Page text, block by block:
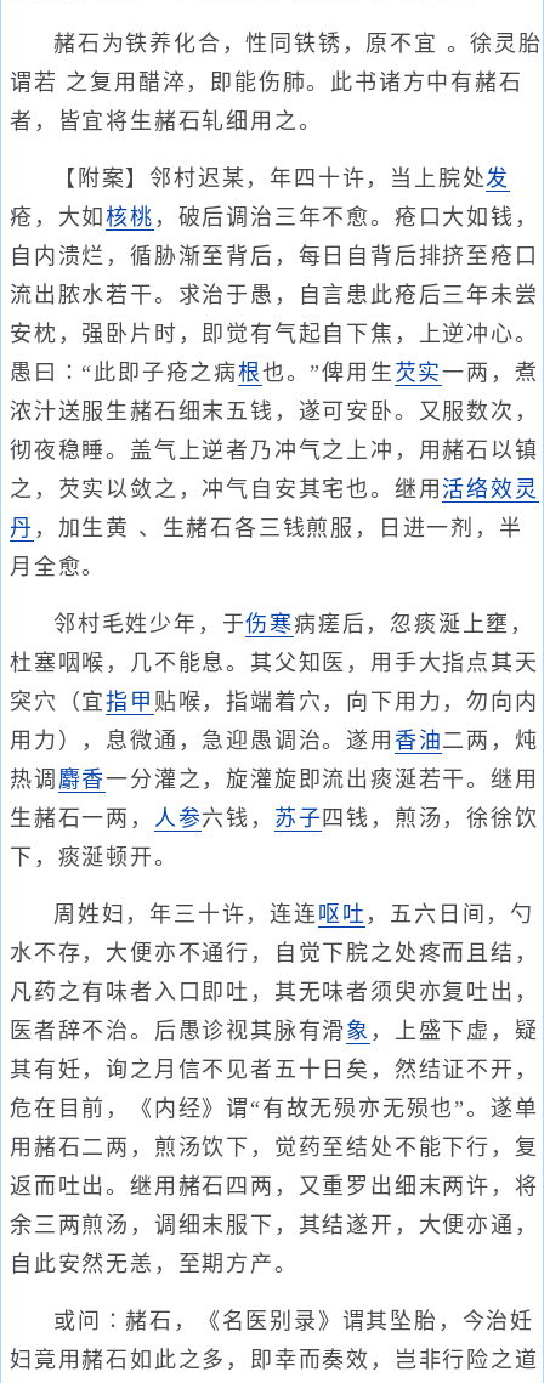
赭石为铁养化合，性同铁锈，原不宜 。徐灵胎
谓若 之复用醋淬，即能伤肺。此书诸方中有赭石
者，皆宜将生赭石轧细用之。
【附案】邻村迟某，年四十许，当上脘处发
疮，大如核桃 ，破后调治三年不愈。疮口大如钱，
自内溃烂，循胁渐至背后，每日自背后排挤至疮口
流出脓水若干。求治于愚，自言患此疮后三年未尝
安枕，强卧片时，即觉有气起自下焦，上逆冲心。
愚曰∶“此即子疮之病根也。”俾用生 芡实一两，煮
浓汁送服生赭石细末五钱，遂可安卧。又服数次，
彻夜稳睡。盖气上逆者乃冲气之上冲，用赭石以镇
之，芡实以敛之，冲气自安其宅也。继用 活络效灵
丹 ，加生黄 、生赭石各三钱煎服，日进一剂，半
月全愈。
邻村毛姓少年，于伤寒病瘥后，忽痰涎上壅，
杜塞咽喉，几不能息。其父知医，用手大指点其天
突穴（宜指甲 贴喉，指端着穴，向下用力，勿向内
用力），息微通，急迎愚调治。遂用 香油二两，炖
热调 麝香一分灌之，旋灌旋即流出痰涎若干。继用
生赭石一两， 人参六钱， 苏子 四钱，煎汤，徐徐饮
下，痰涎顿开。
周姓妇，年三十许，连连呕吐 ，五六日间，勺
水不存，大便亦不通行，自觉下脘之处疼而且结，
凡药之有味者入口即吐，其无味者须臾亦复吐出，
医者辞不治。后愚诊视其脉有滑象 ，上盛下虚，疑
其有妊，询之月信不见者五十日矣，然结证不开，
危在目前，《内经》谓“有故无殒亦无殒也”。遂单
用赭石二两，煎汤饮下，觉药至结处不能下行，复
返而吐出。继用赭石四两，又重罗出细末两许，将
余三两煎汤，调细末服下，其结遂开，大便亦通，
自此安然无恙，至期方产。
或问∶赭石，《名医别录》谓其坠胎，今治妊
妇竟用赭石如此之多，即幸而奏效，岂非行险之道